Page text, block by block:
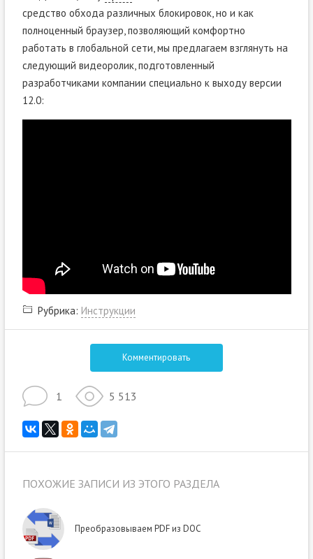
средство обхода различных блокировок, но и как
полноценный браузер, позволяющий комфортно
работать в глобальной сети, мы предлагаем взглянуть на
следующий видеоролик, подготовленный
разработчиками компании специально к выходу версии
12.0:
Рубрика: Инструкции
Комментировать
1 5 513
ПОХОЖИЕ ЗАПИСИ ИЗ ЭТОГО РАЗДЕЛА
Преобразовываем PDF из DOC